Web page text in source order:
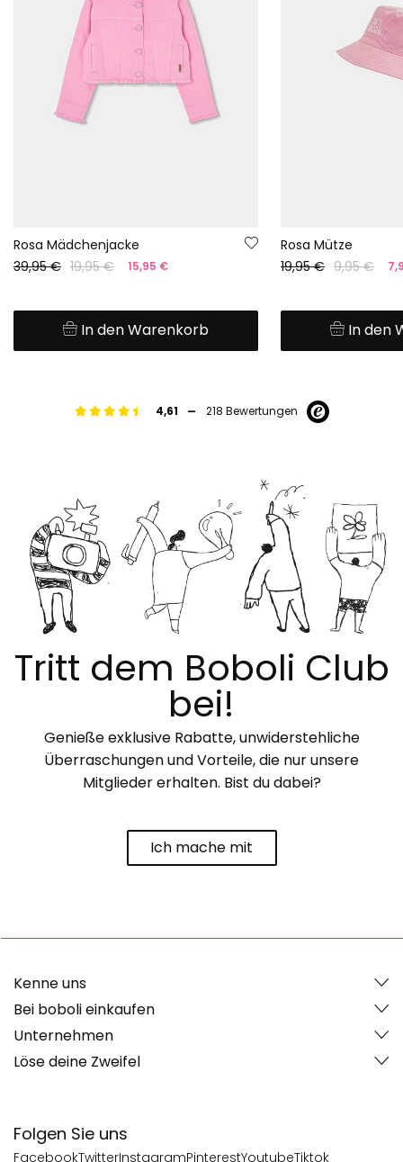
Rosa Mädchenjacke
39,95 € 19,95 € 15,95 €
In den Warenkorb
Rosa Mütze
19,95 € 9,95 €
In den
4,61 - 218 Bewertungen
Tritt dem Boboli Club
bei!
Genieße exklusive Rabatte, unwiderstehliche
Überraschungen und Vorteile, die nur unsere
Mitglieder erhalten. Bist du dabei?
Ich mache mit
Folgen Sie uns
FacebookTwitterInstagramPinterestYoutubeTiktok
Kenne uns
Bei boboli einkaufen
Unternehmen
Löse deine Zweifel